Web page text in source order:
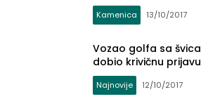
Kamenica 13/10/2017
Vozao golfa sa
dobio krivičnu prijavu
Najnovije 12/10/2017